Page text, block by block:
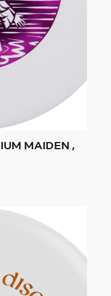
MAIDEN ,